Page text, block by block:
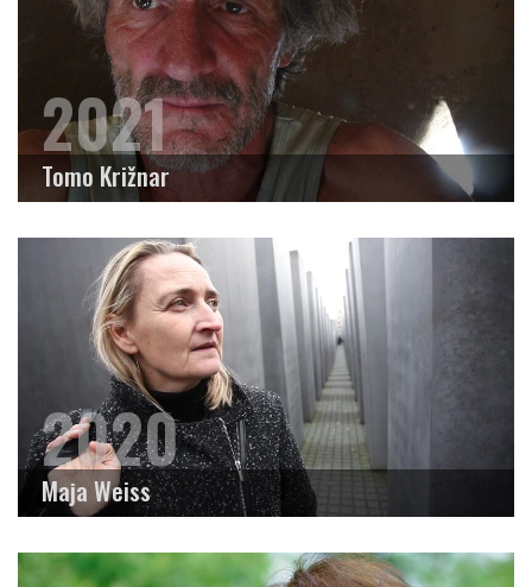
2021
Tomo Križnar
2020
Maja Weiss